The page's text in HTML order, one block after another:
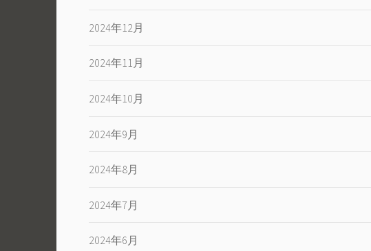
2024年12月
2024年11月
2024年10月
2024年9月
2024年8月
2024年7月
2024年6月